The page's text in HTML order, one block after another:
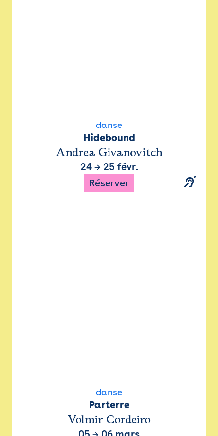
danse
Hidebound
Andrea Givanovitch
24→ 25 févr.
Réserver
danse
Parterre
Volmir Cordeiro